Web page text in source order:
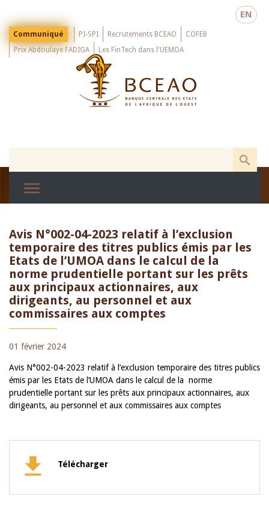
main
EN
Menu
Top
Communiqué PI-SPI Recrutements BCEAO
COFEB
Prix Abdoulaye FADIGA
Les FinTech dans l'UEMOA
Avis N°002-04-2023 relatif à l’exclusion
temporaire des titres publics émis par les
Etats de l’UMOA dans le calcul de la
norme prudentielle portant sur les prêts
aux principaux actionnaires, aux
dirigeants, au personnel et aux
commissaires aux comptes
01 février 2024
Avis N°002-04-2023 relatif à l’exclusion temporaire des titres publics
émis par les Etats de l’UMOA dans le calcul de la norme
prudentielle portant sur les prêts aux principaux actionnaires, aux
dirigeants, au personnel et aux commissaires aux comptes
Télécharger